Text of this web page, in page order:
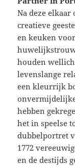
Na deze
creatieve
en keuken
houden
levenslange
een kleurrijk
hebben
het in speelse
dubbelportret
1772
en de destijds